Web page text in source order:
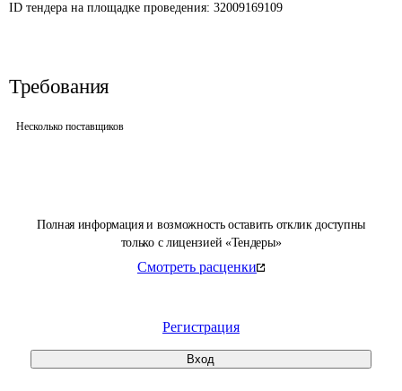
Полная информация и возможность оставить отклик доступны
только с лицензией «Тендеры»
Смотреть расценки
Регистрация
Вход
ID тендера на площадке проведения: 32009169109
Требования
Несколько поставщиков